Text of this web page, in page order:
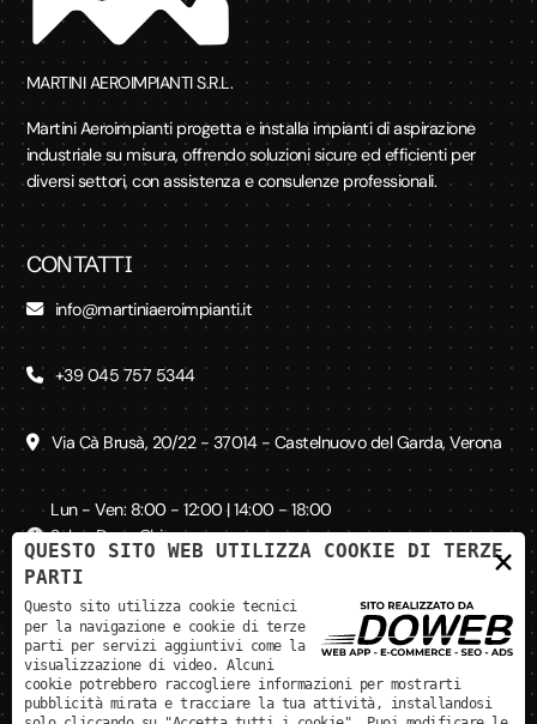
MARTINI AEROIMPIANTI S.R.L.
Martini Aeroimpianti progetta e installa impianti di aspirazione
industriale su misura, offrendo soluzioni sicure ed efficienti per
diversi settori, con assistenza e consulenze professionali.
CONTATTI
info@martiniaeroimpianti.it
+39 045 757 5344
Via Cà Brusà, 20/22 - 37014 - Castelnuovo del Garda, Verona
Lun - Ven: 8:00 - 12:00 | 14:00 - 18:00
Sab - Dom: Chiuso
SEGUICI SUI SOCIAL
×
QUESTO SITO WEB UTILIZZA COOKIE DI TERZE
PARTI
Questo sito utilizza cookie tecnici
per la navigazione e cookie di terze
parti per servizi aggiuntivi come la
visualizzazione di video. Alcuni
cookie potrebbero raccogliere informazioni per mostrarti
pubblicità mirata e tracciare la tua attività, installandosi